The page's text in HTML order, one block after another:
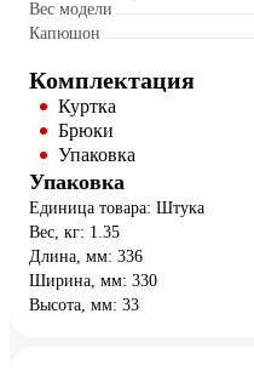
Вес модели
Капюшон
Комплектация
Куртка
Брюки
Упаковка
Упаковка
Единица товара: Штука
Вес, кг: 1.35
Длина, мм: 336
Ширина, мм: 330
Высота, мм: 33